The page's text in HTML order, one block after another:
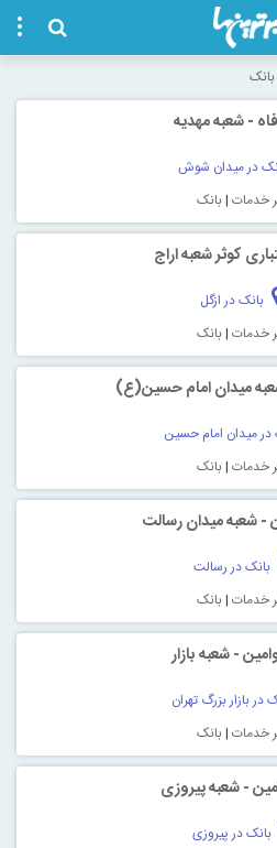
بانک
- شعبه مهدیه
در میدان شوش
خدمات |بانک
کوثر شعبه اراج
بانک در ازگل
خدمات |بانک
میدان امام حسین(ع)
در میدان امام حسین
خدمات |بانک
- شعبه میدان رسالت
بانک در رسالت
خدمات |بانک
- شعبه بازار
در بازار بزرگ تهران
خدمات |بانک
- شعبه پیروزی
بانک در پیروزی